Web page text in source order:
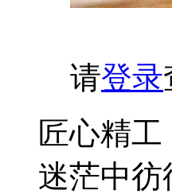
请登录
匠心精
迷茫中